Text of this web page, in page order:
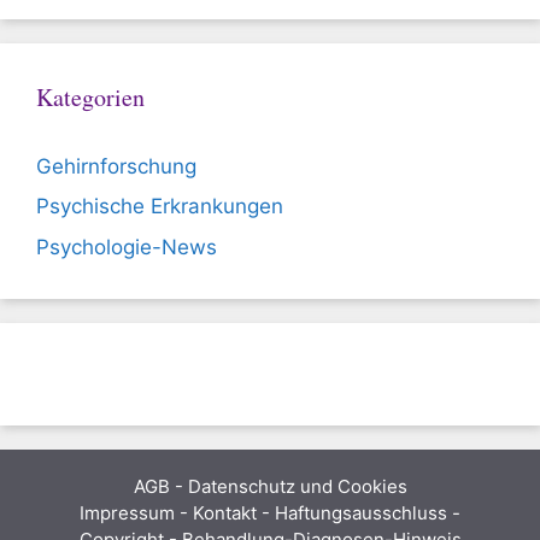
Kategorien
Gehirnforschung
Psychische Erkrankungen
Psychologie-News
AGB - Datenschutz und Cookies
Impressum - Kontakt - Haftungsausschluss -